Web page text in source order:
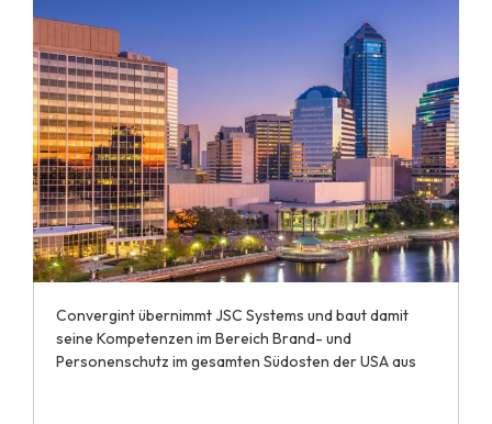
Convergint übernimmt JSC Systems und baut damit
seine Kompetenzen im Bereich Brand- und
Personenschutz im gesamten Südosten der USA aus